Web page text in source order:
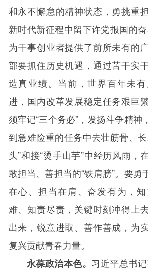
和永不懈怠的精神状态，勇挑重
新时代新征程中留下许党报国的
为干事创业者提供了前所未有的
部要抓住历史机遇，通过苦干实
造真业绩。当前，世界百年未
进，国内改革发展稳定任务艰巨
须牢记“三个务必”，发扬斗争精神
到急难险重的任务中去壮筋骨、
头”和接“烫手山芋”中经历风雨，
敢担当、善担当的“铁肩膀”。要勇
在心、担当在肩、奋发有为，
难、知责尽责，关键时刻冲得上
出来，锐意进取、善作善成，为
复兴贡献青春力量。
永葆政治本色。 习近平总书